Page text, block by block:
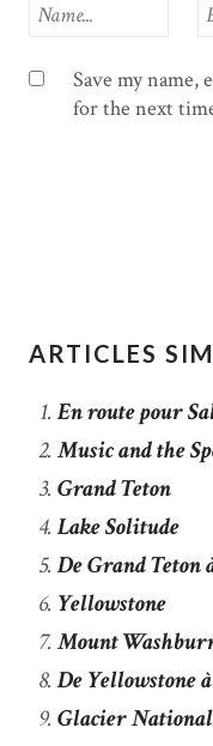
Save my name,
for the next
ARTICLES
En route pour
Music and the
Grand Teton
Lake Solitude
De Grand Teton
Yellowstone
Mount
De Yellowstone
Glacier